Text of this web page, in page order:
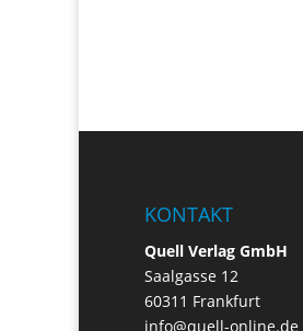
KONTAKT
Quell Verlag GmbH
Saalgasse 12
60311 Frankfurt
info@quell-online.de